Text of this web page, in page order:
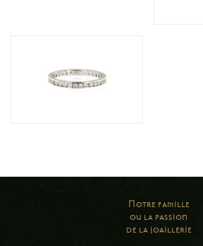
Notre famille
ou la passion
de la joaillerie